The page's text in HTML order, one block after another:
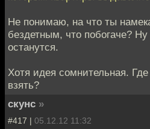
Не понимаю, на что ты
бездетным, что побогаче?
останутся.
Хотя идея сомнительная.
взять?
скунс »
#417 | 05.12.12 11:32